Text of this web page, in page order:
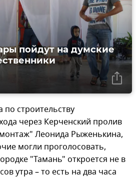
пойдут на думские
строительству
через Керченский пролив
Леонида Рыженькина,
могли проголосовать,
"Тамань" откроется не в
утра – то есть на два часа